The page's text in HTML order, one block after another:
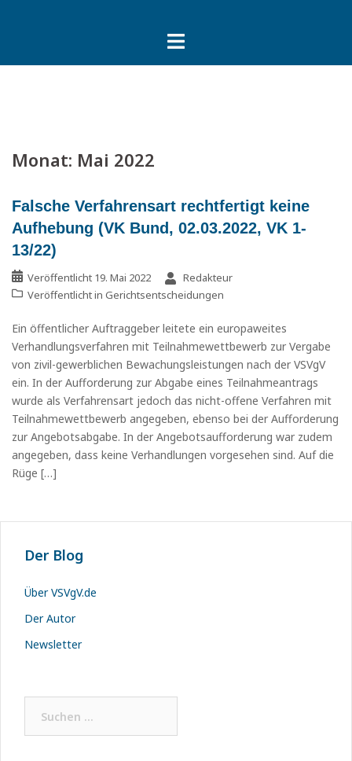
Monat: Mai 2022
Falsche Verfahrensart rechtfertigt keine
Aufhebung (VK Bund, 02.03.2022, VK 1-
13/22)
Veröffentlicht 19. Mai 2022
Redakteur
Veröffentlicht in Gerichtsentscheidungen
Ein öffentlicher Auftraggeber leitete ein europaweites
Verhandlungsverfahren mit Teilnahmewettbewerb zur Vergabe
von zivil-gewerblichen Bewachungsleistungen nach der VSVgV
ein. In der Aufforderung zur Abgabe eines Teilnahmeantrags
wurde als Verfahrensart jedoch das nicht-offene Verfahren mit
Teilnahmewettbewerb angegeben, ebenso bei der Aufforderung
zur Angebotsabgabe. In der Angebotsaufforderung war zudem
angegeben, dass keine Verhandlungen vorgesehen sind. Auf die
Rüge […]
Der Blog
Über VSVgV.de
Der Autor
Newsletter
nach: